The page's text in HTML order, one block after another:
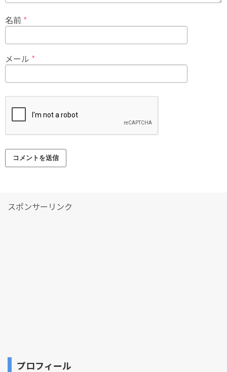
名前 *
メール *
スポンサーリンク
プロフィール